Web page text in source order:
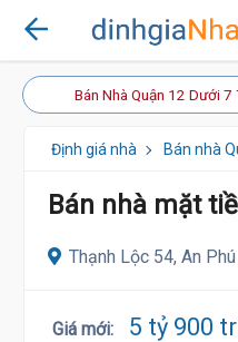
Bán Nhà Quận 12 Dưới 7
Định giá nhà Bán nhà
Bán nhà mặt
Thạnh Lộc 54, An
Giá mới: 5 tỷ 900